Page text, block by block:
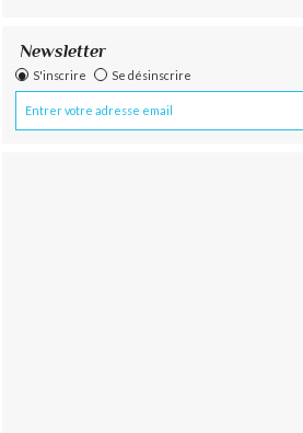
Newsletter
S'inscrire Se désinscrire